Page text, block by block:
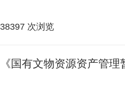
38397 次浏览
《国有文物资源资产管